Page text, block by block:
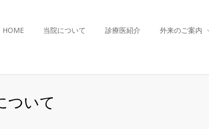
HOME 当院について 診療医紹介 外来のご案内
ついて